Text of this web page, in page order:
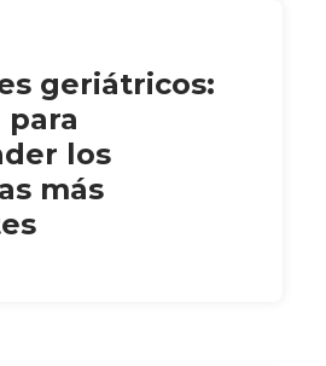
geriátricos:
para
los
más